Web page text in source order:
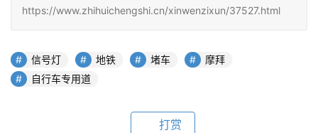
https://www.zhihuichengshi.cn/xinwenzixun/37527.html
信号灯 地铁 堵车
摩拜
自行车专用道
打赏